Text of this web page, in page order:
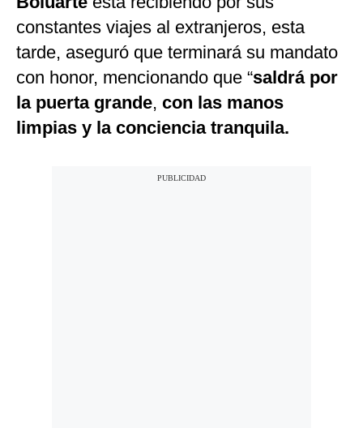
constantes viajes al extranjeros, esta
tarde, aseguró que terminará su mandato
con honor, mencionando que “saldrá por
la puerta grande, con las manos
limpias y la conciencia tranquila.